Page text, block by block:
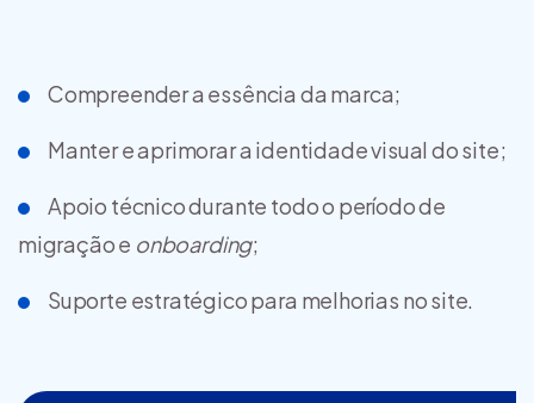
Compreender a essência da marca;
Manter e aprimorar a identidade visual do site;
Apoio técnico durante todo o período de
migração e onboarding;
Suporte estratégico para melhorias no site.